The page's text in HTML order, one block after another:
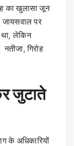
का खुलासा जून
पर
था, लेकिन
नतीजा, गिरोह
जुटाते
के अधिकारियों